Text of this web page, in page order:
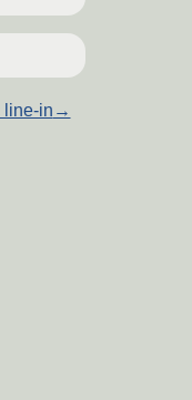
line-in →